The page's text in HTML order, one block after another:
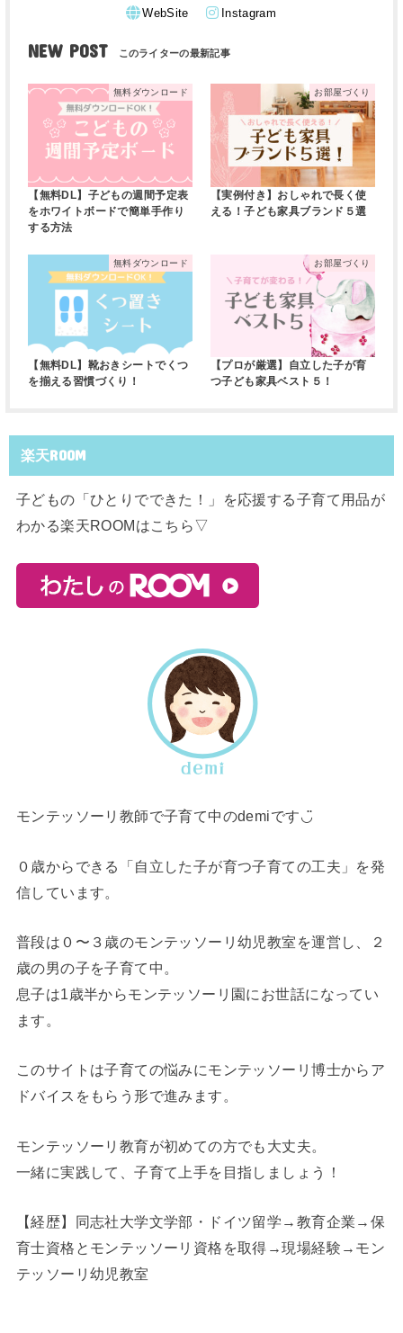
WebSite Instagram
NEW POST
無料ダウンロード
【無料DL】子どもの週間予定表
をホワイトボードで簡単手作り
する方法
お部屋づくり
【実例付き】おしゃれで長く使
える！子ども家具ブランド５選
無料ダウンロード
【無料DL】靴おきシートでくつ
を揃える習慣づくり！
お部屋づくり
【プロが厳選】自立した子が育
つ子ども家具ベスト５！
楽天ROOM
子どもの「ひとりでできた！」を応援する子育て用品が
わかる楽天ROOMはこちら▽
モンテッソーリ教師で子育て中のdemiです◡̈
０歳からできる「自立した子が育つ子育ての工夫」を発
信しています。
普段は０〜３歳のモンテッソーリ幼児教室を運営し、２
歳の男の子を子育て中。
息子は1歳半からモンテッソーリ園にお世話になってい
ます。
このサイトは子育ての悩みにモンテッソーリ博士からア
ドバイスをもらう形で進みます。
モンテッソーリ教育が初めての方でも大丈夫。
一緒に実践して、子育て上手を目指しましょう！
【経歴】同志社大学文学部・ドイツ留学→教育企業→保
育士資格とモンテッソーリ資格を取得→現場経験→モン
テッソーリ幼児教室